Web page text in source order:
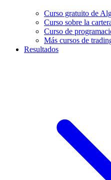
Curso gratuito de
Curso sobre la
Curso de
Más cursos de
Resultados